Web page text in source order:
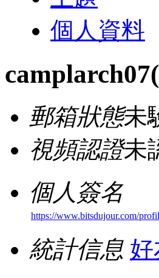
個人資料
camplarch07
郵箱狀態未
視頻認證未
個人簽名
https://www.bitsdujour.com/
統計信息 好